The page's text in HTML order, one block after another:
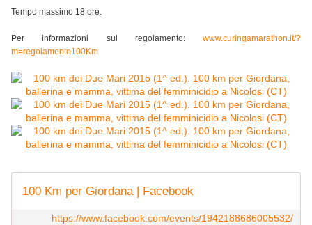
Tempo massimo 18 ore.
Per informazioni sul regolamento: www.curingamarathon.it/?
m=regolamento100Km
100 Km per Giordana | Facebook
https://www.facebook.com/events/1942188686005532/